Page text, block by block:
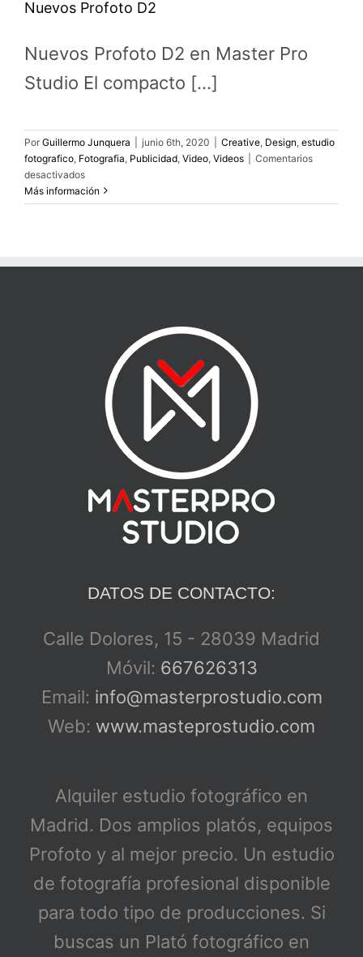
Nuevos Profoto D2
Nuevos Profoto D2 en Master Pro
Studio El compacto [...]
Por Guillermo Junquera junio 6th, 2020 Creative Design estudio
fotografico Fotografia Publicidad Video Videos
Comentarios
desactivadosen
Nuevos
Profoto
Más información
DATOS DE CONTACTO:
Calle Dolores, 15 - 28039 Madrid
Móvil: 667626313
Email: info@masterprostudio.com
Web: www.masteprostudio.com
Alquiler estudio fotográfico en
Madrid. Dos amplios platós, equipos
Profoto y al mejor precio. Un estudio
de fotografía profesional disponible
para todo tipo de producciones. Si
buscas un Plató fotográfico en